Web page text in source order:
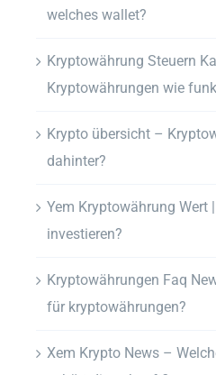
welches wallet?
Kryptowährung Steuern
Kryptowährungen wie
Krypto übersicht –
dahinter?
Yem Kryptowährung Wert
investieren?
Kryptowährungen Faq
für kryptowährungen?
Xem Krypto News –